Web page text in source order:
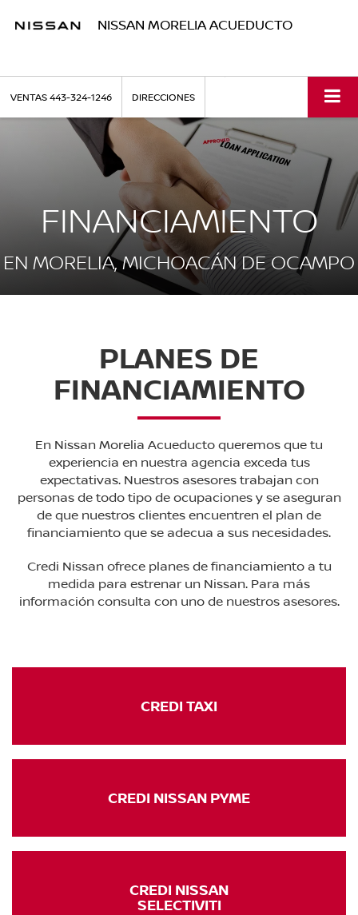
NISSAN MORELIA ACUEDUCTO
VENTAS443-324-1246 DIRECCIONES
FINANCIAMIENTO
EN MORELIA, MICHOACÁN DE OCAMPO
PLANES DE
FINANCIAMIENTO
En Nissan Morelia Acueducto queremos que tu
experiencia en nuestra agencia exceda tus
expectativas. Nuestros asesores trabajan con
personas de todo tipo de ocupaciones y se aseguran
de que nuestros clientes encuentren el plan de
financiamiento que se adecua a sus necesidades.
Credi Nissan ofrece planes de financiamiento a tu
medida para estrenar un Nissan. Para más
información consulta con uno de nuestros asesores.
CREDI TAXI
CREDI NISSAN PYME
CREDI NISSAN
SELECTIVITI